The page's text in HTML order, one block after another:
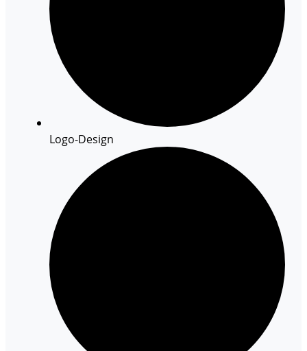
Logo-Design